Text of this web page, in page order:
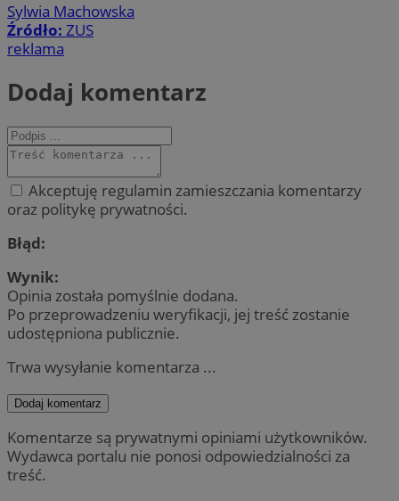
Sylwia Machowska
Źródło: ZUS
reklama
Dodaj komentarz
Akceptuję regulamin zamieszczania komentarzy
oraz politykę prywatności.
Błąd:
Wynik:
Opinia została pomyślnie dodana.
Po przeprowadzeniu weryfikacji, jej treść zostanie
udostępniona publicznie.
Trwa wysyłanie komentarza ...
Dodaj komentarz
Komentarze są prywatnymi opiniami użytkowników.
Wydawca portalu nie ponosi odpowiedzialności za
treść.